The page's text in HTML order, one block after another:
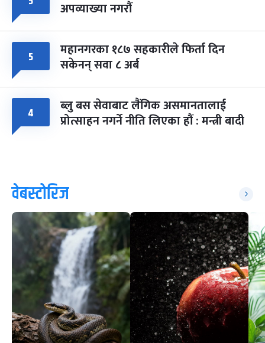
अपव्याख्या नगरौं
५ महानगरका १८७ सहकारीले फिर्ता दिन
सकेनन् सवा ८ अर्ब
४ ब्लु बस सेवाबाट लैंगिक असमानतालाई
प्रोत्साहन नगर्ने नीति लिएका हौं : मन्त्री बादी
वेबस्टोरिज